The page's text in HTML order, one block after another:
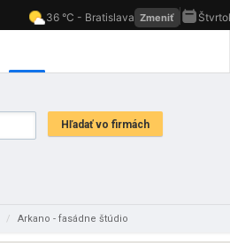
/ Arkano - fasádne štúdio